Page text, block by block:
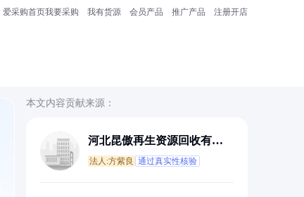
爱采购首页我要采购 我有货源 会员产品 推广产品 注册开店
本文内容贡献来源：
河北昆傲再生资源回收有限
法人:方紫良 通过真实性核验